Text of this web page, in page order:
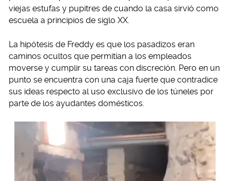
viejas estufas y pupitres de cuando la casa sirvió como
escuela a principios de siglo XX.
La hipótesis de Freddy es que los pasadizos eran
caminos ocultos que permitían a los empleados
moverse y cumplir su tareas con discreción. Pero en un
punto se encuentra con una caja fuerte que contradice
sus ideas respecto al uso exclusivo de los túneles por
parte de los ayudantes domésticos.